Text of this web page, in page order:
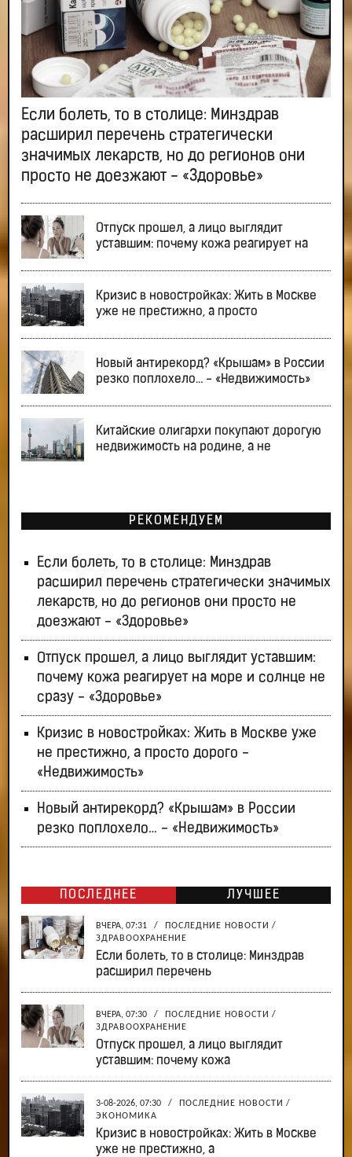
Если болеть, то в столице: Минздрав
расширил перечень стратегически
значимых лекарств, но до регионов они
просто не доезжают - «Здоровье»
Отпуск прошел, а лицо выглядит
уставшим: почему кожа реагирует на
Кризис в новостройках: Жить в Москве
уже не престижно, а просто
Новый антирекорд? «Крышам» в России
резко поплохело… - «Недвижимость»
Китайские олигархи покупают дорогую
недвижимость на родине, а не
РЕКОМЕНДУЕМ
Если болеть, то в столице: Минздрав
расширил перечень стратегически значимых
лекарств, но до регионов они просто не
доезжают - «Здоровье»
Отпуск прошел, а лицо выглядит уставшим:
почему кожа реагирует на море и солнце не
сразу - «Здоровье»
Кризис в новостройках: Жить в Москве уже
не престижно, а просто дорого -
«Недвижимость»
Новый антирекорд? «Крышам» в России
резко поплохело… - «Недвижимость»
ПОСЛЕДНЕЕ ЛУЧШЕЕ
ВЧЕРА, 07:31 / ПОСЛЕДНИЕ НОВОСТИ /
ЗДРАВООХРАНЕНИЕ
Если болеть, то в столице: Минздрав
расширил перечень
ВЧЕРА, 07:30 / ПОСЛЕДНИЕ НОВОСТИ /
ЗДРАВООХРАНЕНИЕ
Отпуск прошел, а лицо выглядит
уставшим: почему кожа
3-08-2026, 07:30 / ПОСЛЕДНИЕ НОВОСТИ /
ЭКОНОМИКА
Кризис в новостройках: Жить в Москве
уже не престижно, а